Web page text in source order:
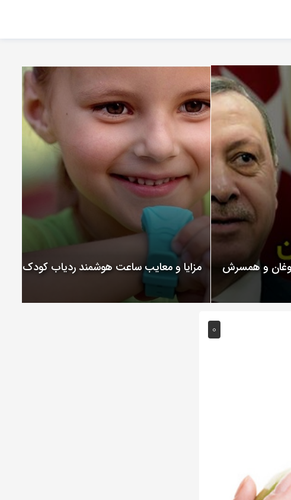
و همسرش مزایا و معایب ساعت هوشمند ردیاب کودک
0